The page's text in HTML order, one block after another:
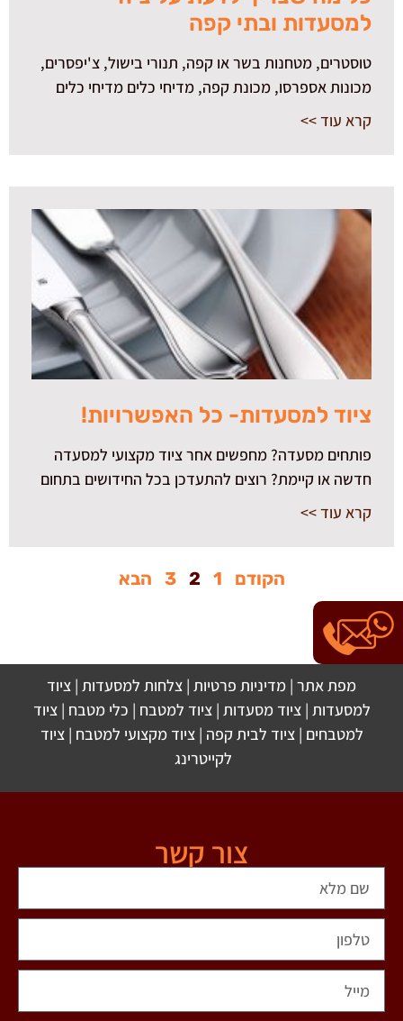
למסעדות ובתי קפה
טוסטרים, מטחנות בשר או קפה, תנורי בישול, צ'יפסרים,
מכונות אספרסו, מכונת קפה, מדיחי כלים מדיחי כלים
קרא עוד >>
ציוד למסעדות- כל האפשרויות!
פותחים מסעדה? מחפשים אחר ציוד מקצועי למסעדה
חדשה או קיימת? רוצים להתעדכן בכל החידושים בתחום
קרא עוד >>
הקודם 1
2
3 הבא
מפת אתר | מדיניות פרטיות | צלחות למסעדות | ציוד
למסעדות |ציוד מסעדות |ציוד למטבח | כלי מטבח |ציוד
למטבחים |ציוד לבית קפה |ציוד מקצועי למטבח |ציוד
לקייטרינג
צור קשר